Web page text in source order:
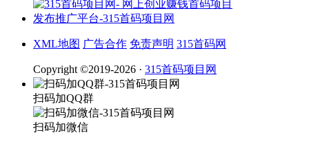
XML地图 广告合作 免责声明 315首码网
Copyright ©2019-2026 · 315首码项目网
扫码加QQ群
扫码加微信